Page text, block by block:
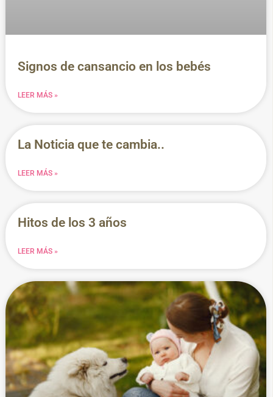
Signos de cansancio en los bebés
LEER MÁS »
La Noticia que te cambia..
LEER MÁS »
Hitos de los 3 años
LEER MÁS »